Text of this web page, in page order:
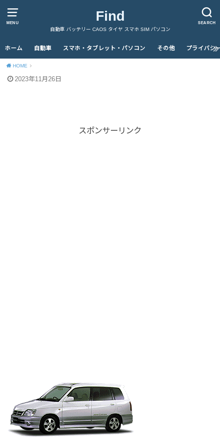
MENU SEARCH
Find
自動車 バッテリー CAOS タイヤ スマホ SIM パソコン
ホーム 自動車 スマホ・タブレット・パソコン その他 プライバシ
HOME
2023年11月26日
スポンサーリンク